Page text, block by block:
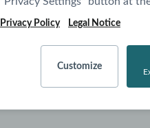
Privacy Policy Legal Notice
Customize
Jahres-Abo
Für Studierende